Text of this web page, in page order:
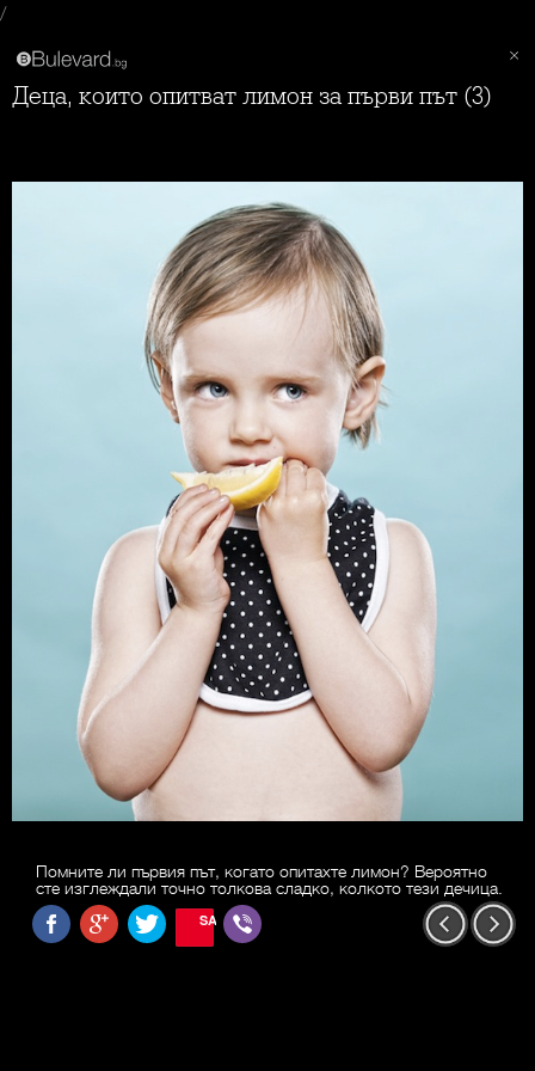
/
Деца, които опитват лимон за първи път (3)
Помните ли първия път, когато опитахте лимон? Вероятно
сте изглеждали точно толкова сладко, колкото тези дечица.
SAVE